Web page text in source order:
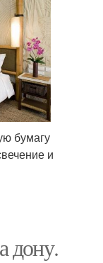
бумагу
и
дону.